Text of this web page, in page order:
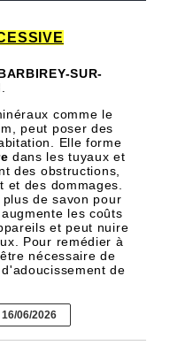
SUR-
comme le
peut poser des
Elle forme
dans les tuyaux et
des obstructions,
et des dommages.
de savon pour
les coûts
et peut nuire
Pour remédier à
nécessaire de
de
06/2026